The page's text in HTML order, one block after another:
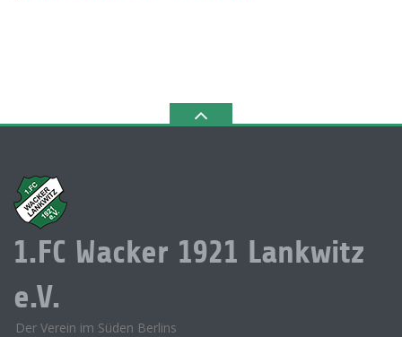
1.FC Wacker 1921 Lankwitz
e.V.
Der Verein im Süden Berlins